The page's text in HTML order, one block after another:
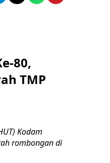
80,
TMP
Kodam
rombongan di